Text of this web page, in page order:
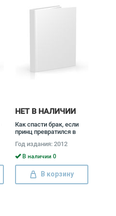
НЕТ В НАЛИЧИИ
Как спасти брак, если
принц превратился в
Год издания: 2012
В наличии 0
В корзину